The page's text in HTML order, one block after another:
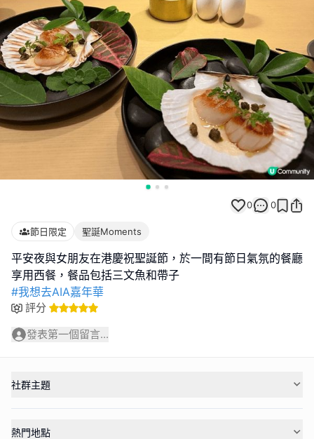
0 0
節日限定 聖誕Moments
平安夜與女朋友在港慶祝聖誕節，於一間有節日氣氛的餐廳
#我想去AIA嘉年華
評分
發表第一個留言...
社群主題
熱門地點